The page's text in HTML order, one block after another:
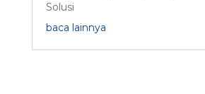
Solusi
baca lainnya